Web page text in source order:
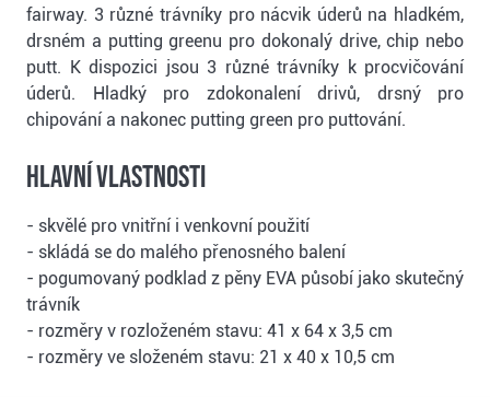
fairway. 3 různé trávníky pro nácvik úderů na hladkém,
drsném a putting greenu pro dokonalý drive, chip nebo
putt. K dispozici jsou 3 různé trávníky k procvičování
úderů. Hladký pro zdokonalení drivů, drsný pro
chipování a nakonec putting green pro puttování.
Hlavní vlastnosti
- skvělé pro vnitřní i venkovní použití
- skládá se do malého přenosného balení
- pogumovaný podklad z pěny EVA působí jako skutečný
trávník
- rozměry v rozloženém stavu: 41 x 64 x 3,5 cm
- rozměry ve složeném stavu: 21 x 40 x 10,5 cm